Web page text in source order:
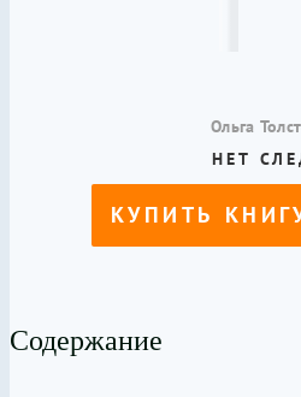
Содержание